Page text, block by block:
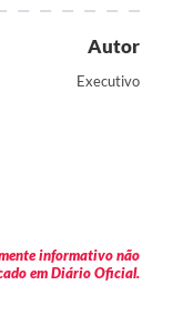
Autor
Executivo
informativo não
em Diário Oficial.